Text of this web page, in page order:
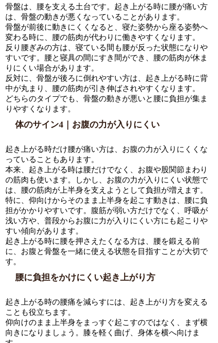
骨盤は、腰を支える土台です。起き上がる時に腰が痛い方
は、骨盤の動きが悪くなっていることがあります。
骨盤が前後に動きにくくなると、寝た姿勢から座る姿勢へ
変わる時に、腰の筋肉が代わりに働きやすくなります。
反り腰ぎみの方は、寝ている間も腰が反った状態になりや
すいです。腰と寝具の間にすき間ができ、腰の筋肉が休ま
りにくい場合があります。
反対に、骨盤が後ろに倒れやすい方は、起き上がる時に背
中が丸まり、腰の筋肉が引き伸ばされやすくなります。
どちらのタイプでも、骨盤の動きが悪いと腰に負担が集ま
りやすくなります。
体のサイン4｜お腹の力が入りにくい
起き上がる時だけ腰が痛い方は、お腹の力が入りにくくな
っていることもあります。
本来、起き上がる時は腰だけでなく、お腹や股関節まわり
の筋肉も使います。しかし、お腹の力が入りにくい状態で
は、腰の筋肉が上半身を支えようとして負担が増えます。
特に、仰向けからそのまま上半身を起こす動きは、腰に負
担がかかりやすいです。腹筋が弱い方だけでなく、呼吸が
浅い方や、普段からお腹に力が入りにくい方にも起こりや
すい傾向があります。
起き上がる時に腰を押さえたくなる方は、腰を鍛える前
に、お腹と骨盤を一緒に使える状態を目指すことが大切で
す。
腰に負担をかけにくい起き上がり方
起き上がる時の腰痛を減らすには、起き上がり方を変える
ことも役立ちます。
仰向けのまま上半身をまっすぐ起こすのではなく、まず横
向きになりましょう。膝を軽く曲げ、身体を横へ向けま